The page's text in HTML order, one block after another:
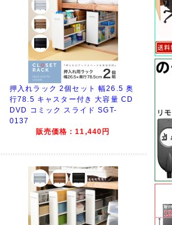
押入れラック 2個セット 幅26.5 奥
行78.5 キャスター付き 大容量 CD
DVD コミック スライド SGT-
0137
販売価格：11,440円